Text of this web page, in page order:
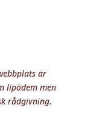
är
lipödem men
rådgivning.